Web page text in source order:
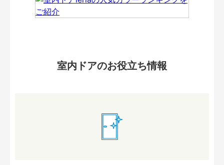
室内ドアのお役立ち情報